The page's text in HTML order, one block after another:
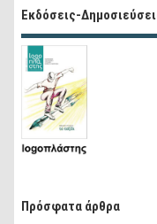
Εκδόσεις-
Πρόσφατα άρθρα